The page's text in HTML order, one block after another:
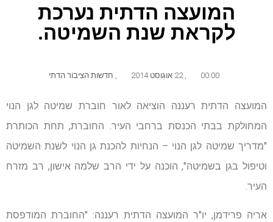
המועצה הדתית נערכת
לקראת שנת השמיטה.
00:00
, 22 אוגוסט 2014 , חדשות הציבור הדתי
המועצה הדתית רעננה הוציאה לאור חוברת שמיטה לגן הנוי
המחולקת בבתי הכנסת ברחבי העיר. החוברת, תחת הכותרת
"מדריך שמיטה לגן הנוי – הנחיות להכנת גן הנוי לשנת השמיטה
וטיפול בגן בשמיטה", הוכנה על ידי הרב שלמה אישון, רב מזרח
העיר.
אריה פרידמן, יו"ר המועצה הדתית רעננה: "החוברת המודפסת